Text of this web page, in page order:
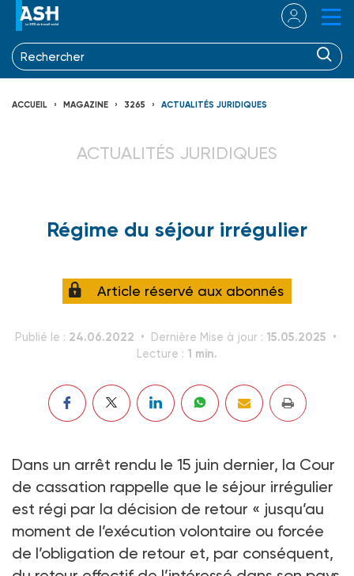
ACCUEIL MAGAZINE 3265 ACTUALITÉS JURIDIQUES
ACTUALITÉS JURIDIQUES
Régime du séjour irrégulier
Article réservé aux abonnés
Publié le : 24.06.2022 Dernière Mise à jour : 15.05.2025
Lecture : 1 min.
Dans un arrêt rendu le 15 juin dernier, la Cour
de cassation rappelle que le séjour irrégulier
est régi par la décision de retour « jusqu’au
moment de l’exécution volontaire ou forcée
de l’obligation de retour et, par conséquent,